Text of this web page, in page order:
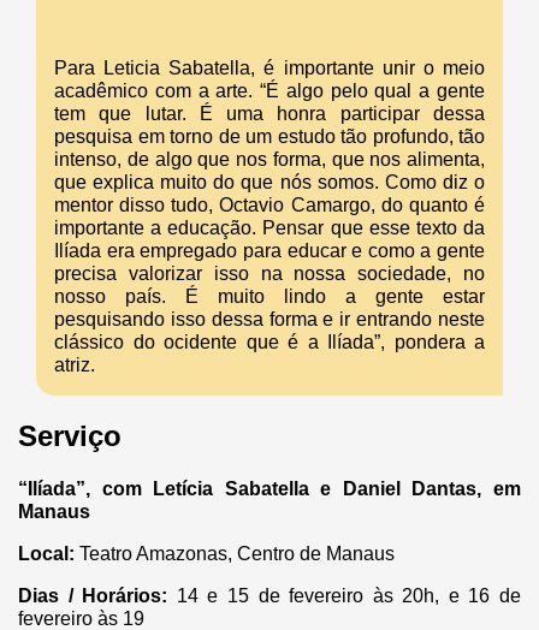
Para Leticia Sabatella, é importante unir o meio
acadêmico com a arte. “É algo pelo qual a gente
tem que lutar. É uma honra participar dessa
pesquisa em torno de um estudo tão profundo, tão
intenso, de algo que nos forma, que nos alimenta,
que explica muito do que nós somos. Como diz o
mentor disso tudo, Octavio Camargo, do quanto é
importante a educação. Pensar que esse texto da
Ilíada era empregado para educar e como a gente
precisa valorizar isso na nossa sociedade, no
nosso país. É muito lindo a gente estar
pesquisando isso dessa forma e ir entrando neste
clássico do ocidente que é a Ilíada”, pondera a
atriz.
Serviço
“Ilíada”, com Letícia Sabatella e Daniel Dantas, em
Manaus
Local: Teatro Amazonas, Centro de Manaus
Dias / Horários: 14 e 15 de fevereiro às 20h, e 16 de
fevereiro às 19